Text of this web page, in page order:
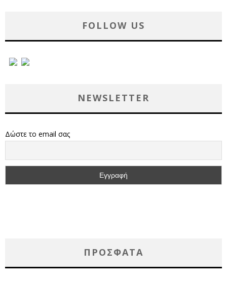
FOLLOW US
NEWSLETTER
Δώστε το email σας
ΠΡΌΣΦΑΤΑ